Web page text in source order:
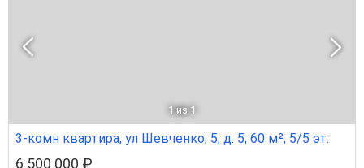
1 из 1
3-комн квартира, ул Шевченко, 5, д. 5, 60 м², 5/5 эт.
6 500 000 ₽